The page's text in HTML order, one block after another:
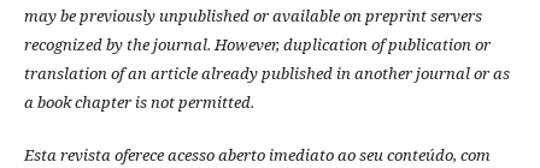
may be previously unpublished or available on preprint servers
recognized by the journal. However, duplication of publication or
translation of an article already published in another journal or as
a book chapter is not permitted.
Esta revista oferece acesso aberto imediato ao seu conteúdo, com